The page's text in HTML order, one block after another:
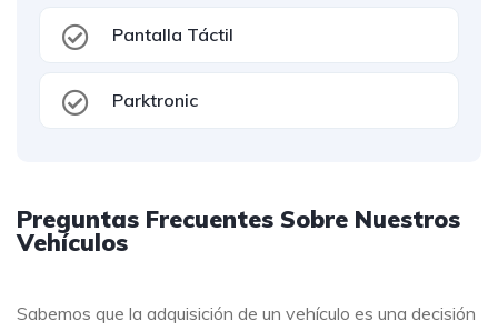
Pantalla Táctil
Parktronic
Preguntas Frecuentes Sobre Nuestros
Vehículos
Sabemos que la adquisición de un vehículo es una decisión